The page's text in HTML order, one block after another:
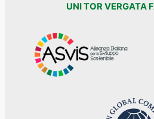
UNI TOR VERGATA